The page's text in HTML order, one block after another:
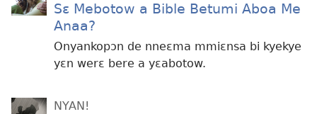
Sɛ Mebotow a Bible Betumi Aboa Me
Anaa?
Onyankopɔn de nneɛma mmiɛnsa bi kyekye
yɛn werɛ bere a yɛabotow.
NYAN!